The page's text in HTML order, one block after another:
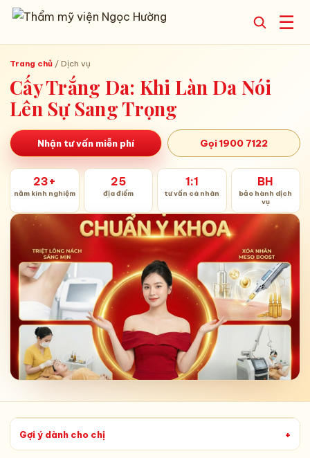
☰
Trang chủ / Dịch vụ
Cấy Trắng Da: Khi Làn Da Nói
Lên Sự Sang Trọng
Nhận tư vấn miễn phí Gọi 1900 7122
23+
năm kinh nghiệm
25
địa điểm
1:1
tư vấn cá nhân
BH
bảo hành dịch
vụ
Gợi ý dành cho chị +